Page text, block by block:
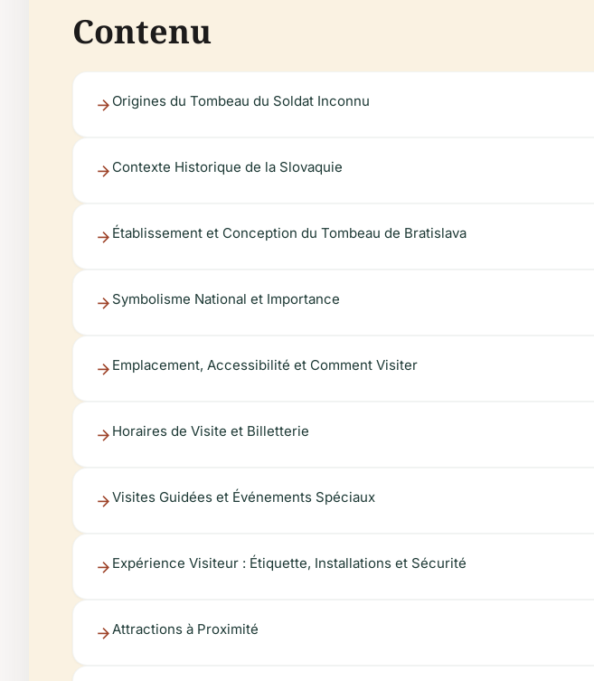
Contenu
Origines du Tombeau du Soldat Inconnu
Contexte Historique de la Slovaquie
Établissement et Conception du Tombeau de Bratislava
Symbolisme National et Importance
Emplacement, Accessibilité et Comment Visiter
Horaires de Visite et Billetterie
Visites Guidées et Événements Spéciaux
Expérience Visiteur : Étiquette, Installations et Sécurité
Attractions à Proximité